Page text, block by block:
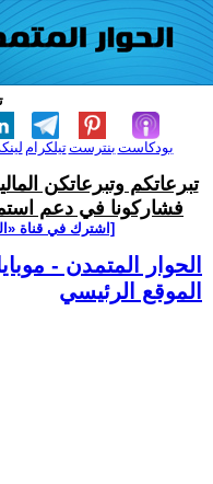
تيلكرامبنترست بودكاست
تبرعاتكم وتبرعاتكن
فشاركونا في دعم
[اشترك في قناة
الحوار المتمدن -
الموقع الرئيسي